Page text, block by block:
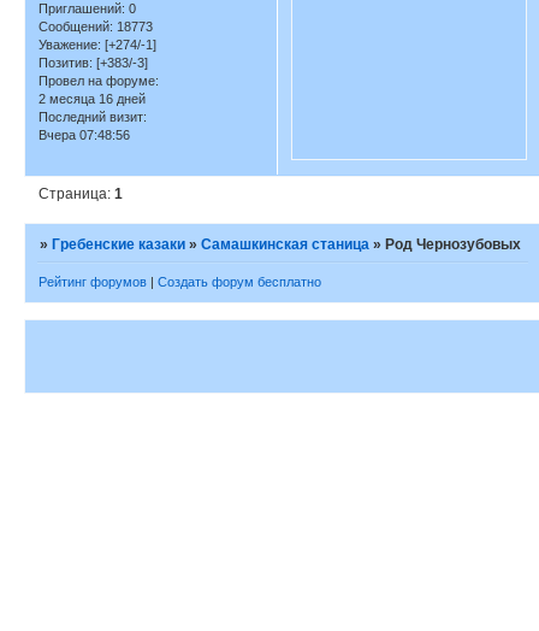
Приглашений: 0
Сообщений: 18773
Уважение: [+274/-1]
Позитив: [+383/-3]
Провел на форуме:
2 месяца 16 дней
Последний визит:
Вчера 07:48:56
Страница:1
»Гребенские казаки »Самашкинская станица »Род Чернозубовых
Рейтинг форумов Создать форум бесплатно